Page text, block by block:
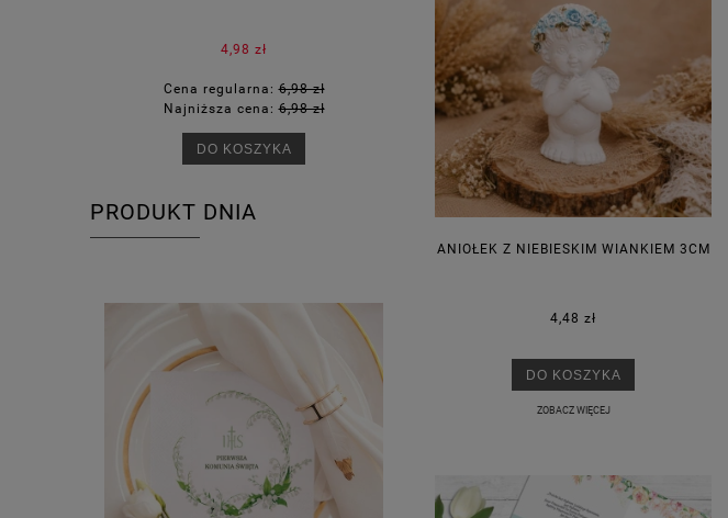
4,98 zł
Cena regularna:6,98 zł
Najniższa cena:6,98 zł
DO KOSZYKA
6,98 zł
Cena regularna:
9,98 zł
Najniższa cena:3,00 zł
DO KOSZYKA
PRODUKT DNIA
ANIOŁEK Z NIEBIESKIM WIANKIEM 3CM
4,48 zł
DO KOSZYKA
ZOBACZ WIĘCEJ